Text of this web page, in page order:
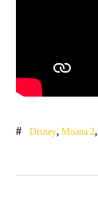
Disney, Moana 2,